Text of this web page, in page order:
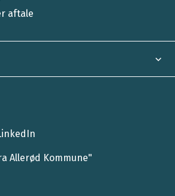
aftale
Allerød Kommune"